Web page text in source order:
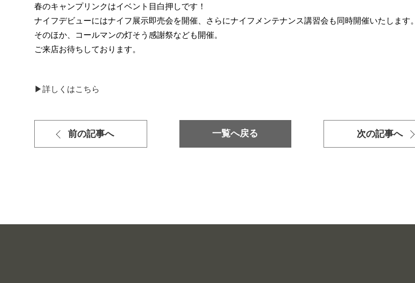
春のキャンプリンクはイベント目白押しです！
ナイフデビューにはナイフ展示即売会を開催、さらにナイフメンテナンス講習会も同時開催いたします。
そのほか、コールマンの灯そう感謝祭なども開催。
ご来店お待ちしております。
▶詳しくはこちら
前の記事へ 一覧へ戻る 次の記事へ